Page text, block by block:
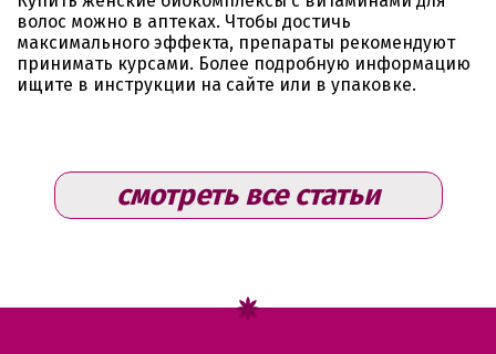
волос можно в аптеках. Чтобы достичь
максимального эффекта, препараты рекомендуют
принимать курсами. Более подробную информацию
ищите в инструкции на сайте или в упаковке.
смотреть все статьи